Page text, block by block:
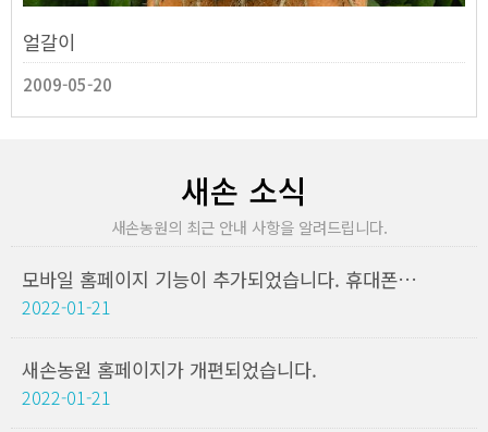
얼갈이
2009-05-20
새손 소식
새손농원의 최근 안내 사항을 알려드립니다.
모바일 홈페이지 기능이 추가되었습니다. 휴대폰에서도 새손농원을 검색해주세요
2022-01-21
새손농원 홈페이지가 개편되었습니다.
2022-01-21